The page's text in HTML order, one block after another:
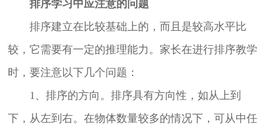
排序学习中应注意的问题
排序建立在比较基础上的，而且是较高水平比
较，它需要有一定的推理能力。家长在进行排序教学
时，要注意以下几个问题：
1、排序的方向。排序具有方向性，如从上到
下，从左到右。在物体数量较多的情况下，可从中任